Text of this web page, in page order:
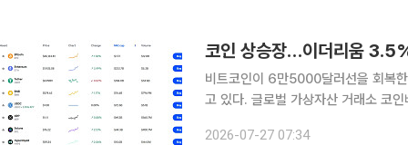
코인 상승장…이더리움
비트코인이 6만5000달러선을 회복
고 있다. 글로벌 가상자산 거래소 코인베이스에 따르면 한국시간 27일 오전 7시 20분 비트코인은
2026-07-27 07:34